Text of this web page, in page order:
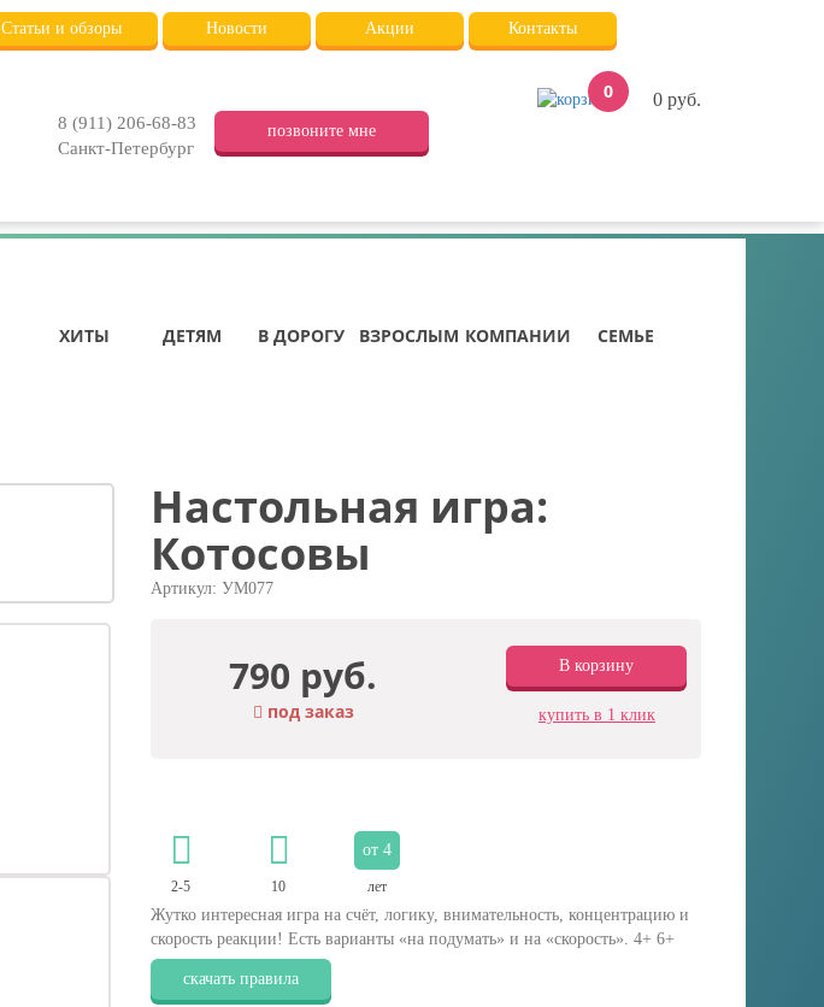
Статьи и обзоры Новости Акции Контакты
8 (911) 206-68-83
Санкт-Петербург
позвоните мне
0 0 руб.
ХИТЫ
ДЕТЯМ В ДОРОГУ ВЗРОСЛЫМ КОМПАНИИ СЕМЬЕ
Настольная игра:
Котосовы
Артикул: УМ077
790 руб.
под заказ
В корзину
купить в 1 клик
2-5 10
от 4
лет
Жутко интересная игра на счёт, логику, внимательность, концентрацию и
скорость реакции! Есть варианты «на подумать» и на «скорость». 4+ 6+
скачать правила